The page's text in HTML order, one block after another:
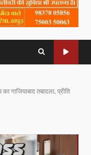
गाजियाबाद तबादला, प्रीति